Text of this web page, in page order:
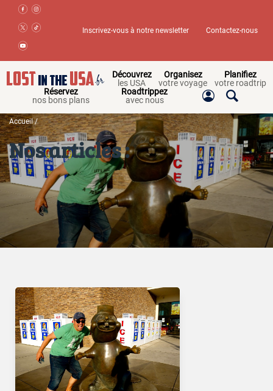
Inscrivez-vous à notre newsletter Contactez-nous
Découvrez
les USA
Organisez
votre voyage
Planifiez
votre roadtrip
Réservez
nos bons plans
Roadtrippez
avec nous
Accueil/
Nos articles :